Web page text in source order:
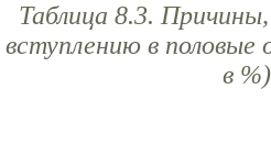
Таблица 8.3.
вступлению в
в %)